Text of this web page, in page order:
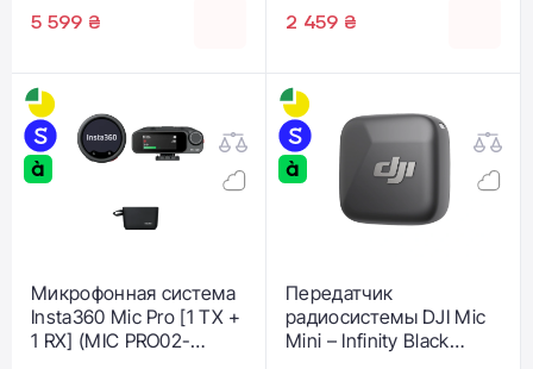
5 599 ₴
2 459 ₴
Микрофонная система
Insta360 Mic Pro [1 TX +
1 RX] (MIC PRO02-
Передатчик
радиосистемы DJI Mic
Mini – Infinity Black